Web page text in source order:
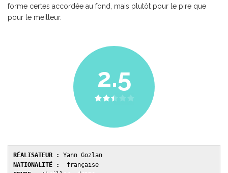
forme certes accordée au fond, mais plutôt pour le pire que
pour le meilleur.
2.5
RÉALISATEUR :
Yann Gozlan
NATIONALITÉ :
  française